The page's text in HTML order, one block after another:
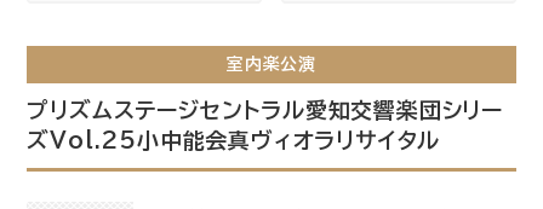
室内楽公演
プリズムステージセントラル愛知交響楽団シリー
ズVol.25小中能会真ヴィオラリサイタル